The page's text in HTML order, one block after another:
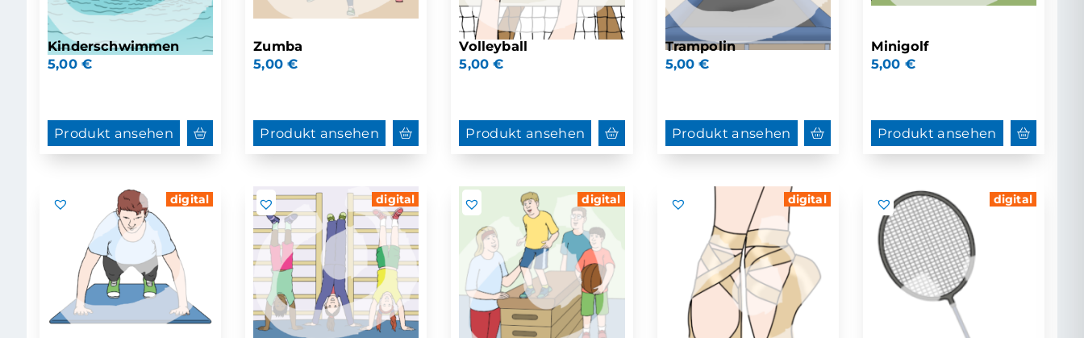
Kinderschwimmen
5,00 €
Produkt ansehen
Zumba
5,00€
Produkt ansehen
Volleyball
5,00€
Produkt ansehen
Trampolin
5,00€
Produkt ansehen
Minigolf
5,00 €
Produkt ansehen
digital digital digital digital digital